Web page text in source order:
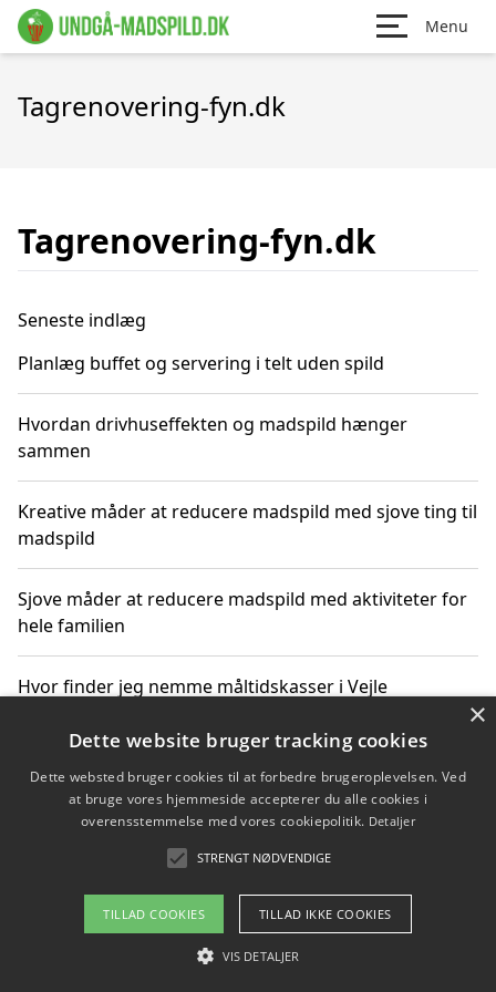
Menu
Tagrenovering-fyn.dk
Tagrenovering-fyn.dk
Seneste indlæg
Planlæg buffet og servering i telt uden spild
Hvordan drivhuseffekten og madspild hænger
sammen
Kreative måder at reducere madspild med sjove ting til
madspild
Sjove måder at reducere madspild med aktiviteter for
hele familien
Hvor finder jeg nemme måltidskasser i Vejle
Copyright 2026 - Pilanto Aps
Om / kontakt
Blog Betingelser
×
Dette website bruger tracking cookies
Dette websted bruger cookies til at forbedre brugeroplevelsen. Ved
at bruge vores hjemmeside accepterer du alle cookies i
overensstemmelse med vores cookiepolitik. Detaljer
STRENGT NØDVENDIGE
TILLAD COOKIES TILLAD IKKE COOKIES
VIS DETALJER